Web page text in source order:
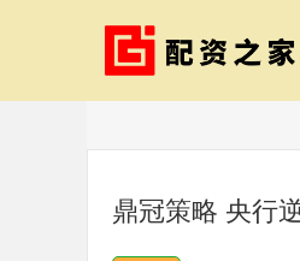
鼎冠策略 央行